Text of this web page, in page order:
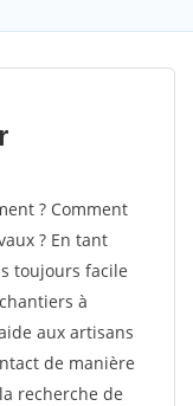
? Comment
? En tant
toujours facile
à
aux artisans
de manière
recherche de